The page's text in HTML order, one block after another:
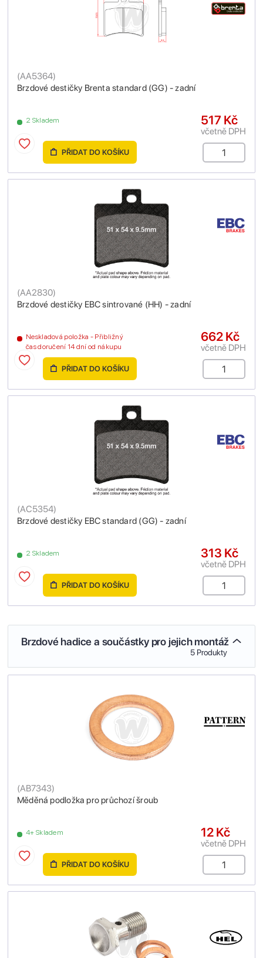
Brzdové destičky Brenta standard (GG) - zadní
(AA5364)
2 Skladem 517 Kč
včetně DPH
PŘIDAT DO KOŠÍKU
Brzdové destičky EBC sintrované (HH) - zadní
(AA2830)
Neskladová položka - Přibližný
čas doručení 14 dní od nákupu
662 Kč
včetně DPH
PŘIDAT DO KOŠÍKU
Brzdové destičky EBC standard (GG) - zadní
(AC5354)
2 Skladem 313 Kč
včetně DPH
PŘIDAT DO KOŠÍKU
Brzdové hadice a součástky pro jejich montáž
5 Produkty
Měděná podložka pro průchozí šroub
(AB7343)
4+ Skladem 12 Kč
včetně DPH
PŘIDAT DO KOŠÍKU